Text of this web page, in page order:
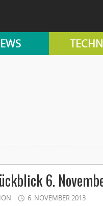
6.
6. NOVEMBER 2013